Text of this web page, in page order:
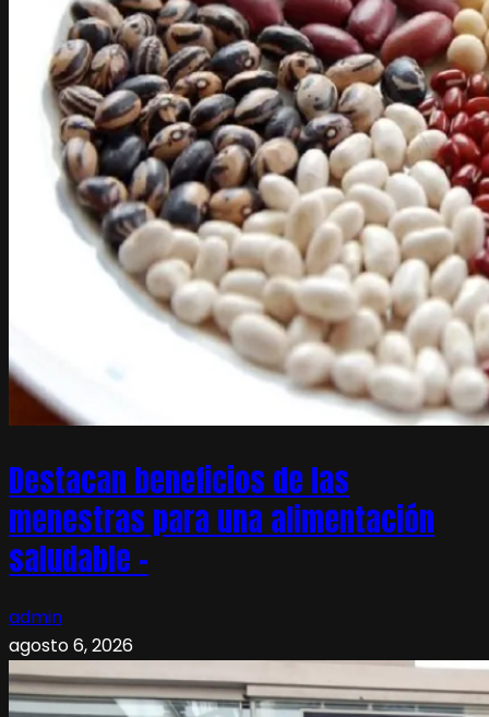
Destacan beneficios de las
menestras para una alimentación
saludable –
admin
agosto 6, 2026